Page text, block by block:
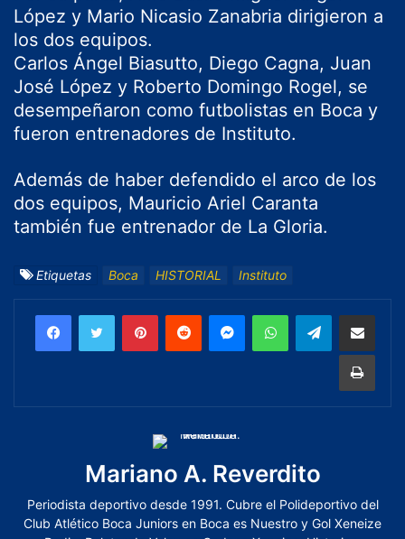
López y Mario Nicasio Zanabria dirigieron a
los dos equipos.
Carlos Ángel Biasutto, Diego Cagna, Juan
José López y Roberto Domingo Rogel, se
desempeñaron como futbolistas en Boca y
fueron entrenadores de Instituto.
Además de haber defendido el arco de los
dos equipos, Mauricio Ariel Caranta
también fue entrenador de La Gloria.
Etiquetas Boca HISTORIAL Instituto
Mariano A. Reverdito
Periodista deportivo desde 1991. Cubre el Polideportivo del
Club Atlético Boca Juniors en Boca es Nuestro y Gol Xeneize